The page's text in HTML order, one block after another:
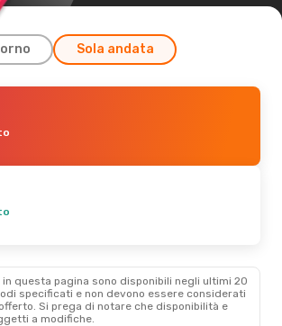
Sola andata
in questa pagina sono disponibili negli ultimi 20
specificati e non devono essere considerati
Si prega di notare che disponibilità e
a modifiche.